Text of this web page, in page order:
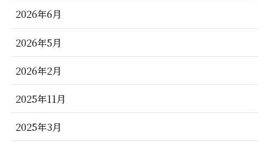
2026年6月
2026年5月
2026年2月
2025年11月
2025年3月